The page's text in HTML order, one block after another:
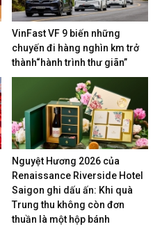
VinFast VF 9 biến những
chuyến đi hàng nghìn km trở
thành“hành trình thư giãn”
Nguyệt Hương 2026 của
Renaissance Riverside Hotel
Saigon ghi dấu ấn: Khi quà
Trung thu không còn đơn
thuần là một hộp bánh